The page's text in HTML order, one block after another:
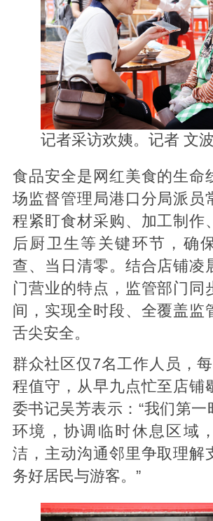
记者采访欢姨。记者 文
食品安全是网红美食的生命
场监督管理局港口分局派员
程紧盯食材采购、加工制作
后厨卫生等关键环节，确
查、当日清零。结合店铺凌
门营业的特点，监管部门同
间，实现全时段、全覆盖监
舌尖安全。
群众社区仅7名工作人员，
程值守，从早九点忙至店铺
委书记吴芳表示：“我们第一
环境，协调临时休息区域
洁，主动沟通邻里争取理解
务好居民与游客。”